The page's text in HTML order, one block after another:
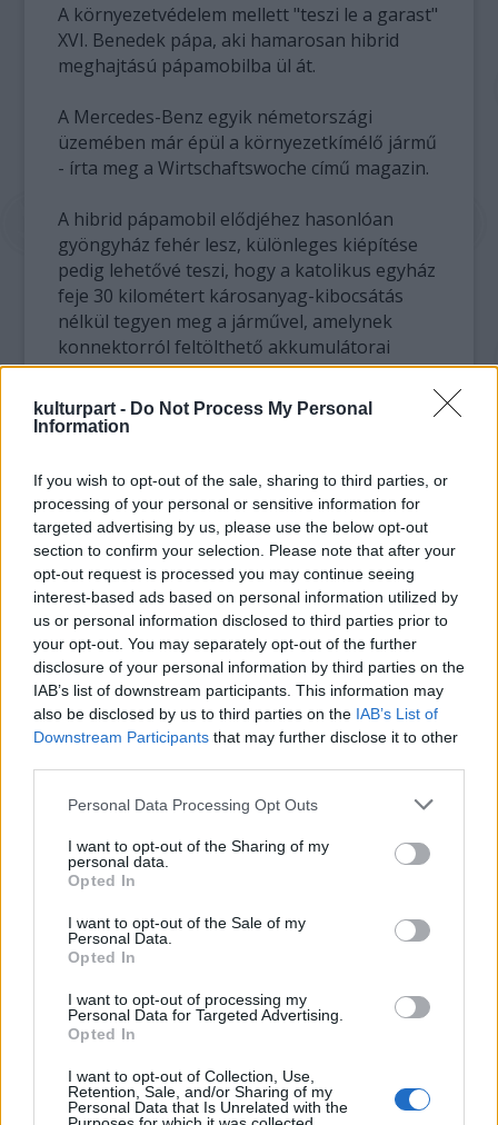
kulturpart - Do Not Process My Personal
Information
If you wish to opt-out of the sale, sharing to third parties, or
processing of your personal or sensitive information for
targeted advertising by us, please use the below opt-out
section to confirm your selection. Please note that after your
opt-out request is processed you may continue seeing
interest-based ads based on personal information utilized by
us or personal information disclosed to third parties prior to
your opt-out. You may separately opt-out of the further
disclosure of your personal information by third parties on the
IAB’s list of downstream participants. This information may
also be disclosed by us to third parties on the IAB’s List of
Downstream Participants that may further disclose it to other
Please note that this website/app uses one or more Google
not limited to your visit or usage behaviour. You may click to
grant or deny consent to Google and its third-party tags to
use your data for below specified purposes in below Google
consent section.
Personal Data Processing Opt Outs
I want to opt-out of the Sharing of my
personal data.
Opted In
I want to opt-out of the Sale of my
Personal Data.
Opted In
I want to opt-out of processing my
Personal Data for Targeted Advertising.
Opted In
I want to opt-out of Collection, Use,
Retention, Sale, and/or Sharing of my
Personal Data that Is Unrelated with the
A környezetvédelem mellett "teszi le a garast"
XVI. Benedek pápa, aki hamarosan hibrid
meghajtású pápamobilba ül át.
A Mercedes-Benz egyik németországi
üzemében már épül a környezetkímélő jármű
- írta meg a Wirtschaftswoche című magazin.
A hibrid pápamobil elődjéhez hasonlóan
gyöngyház fehér lesz, különleges kiépítése
pedig lehetővé teszi, hogy a katolikus egyház
feje 30 kilométert károsanyag-kibocsátás
nélkül tegyen meg a járművel, amelynek
konnektorról feltölthető akkumulátorai
lesznek.
Az elektromos meghajtás nem jöhetett
hogy támadás esetén ki lehessen menteni
belőle a vallási vezetőt - tudta meg a
magazin.
Federico Lombardi vatikáni szóvivő
megerősítette, hogy megrendelést adtak ki a
Mercedes gyárnak, azt viszont cáfolta, hogy
XVI. Benedek már szeptemberi németországi
látogatásán kipróbálja a járművet.
Valószínűbb, hogy az autó csak az év végére
készül el.
Vatikán "beszállítója", és már több rendkívüli
Forrás: Hirado.hu
Katolikus Környezetvédelem Képző